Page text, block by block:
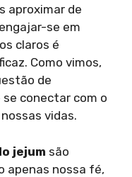
aproximar de
se em
claros é
Como vimos,
de
conectar com o
vidas.
jejum são
apenas nossa fé,